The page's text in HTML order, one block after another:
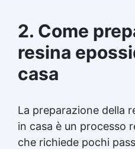
2. Come
resina
casa
La preparazione della
in casa è un processo
che richiede pochi